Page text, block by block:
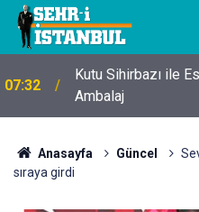
07:32
Kutu Sihirbazı ile
Ambalaj
Anasayfa Güncel
sıraya girdi